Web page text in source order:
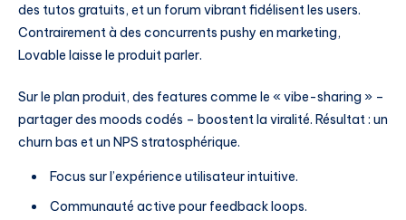
des tutos gratuits, et un forum vibrant fidélisent les users.
Contrairement à des concurrents pushy en marketing,
Lovable laisse le produit parler.
Sur le plan produit, des features comme le « vibe-sharing » –
partager des moods codés – boostent la viralité. Résultat : un
churn bas et un NPS stratosphérique.
Focus sur l’expérience utilisateur intuitive.
Communauté active pour feedback loops.